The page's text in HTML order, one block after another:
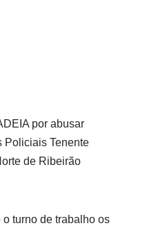
por abusar
Policiais Tenente
de Ribeirão
o turno de trabalho os